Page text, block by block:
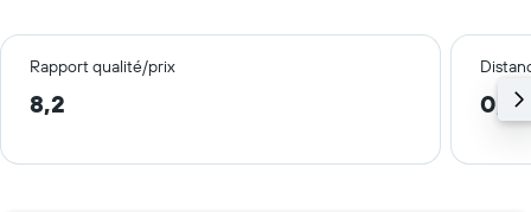
Rapport qualité/prix
8,2 0,3